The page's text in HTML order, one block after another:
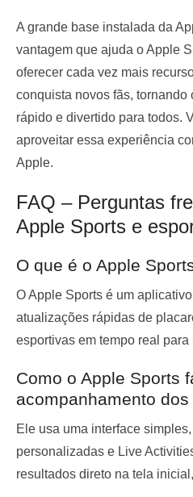
A grande base instalada da
vantagem que ajuda o Apple
oferecer cada vez mais
conquista novos fãs,
rápido e divertido para todos.
aproveitar essa experiência
Apple.
FAQ – Perguntas
Apple Sports e
O que é o Apple
O Apple Sports é um
atualizações rápidas de
esportivas em tempo real
Como o Apple Sports
acompanhamento
Ele usa uma interface
personalizadas e Live
resultados direto na tela